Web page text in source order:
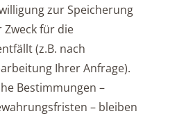
zur Speicherung
für die
(z.B. nach
Ihrer Anfrage).
Bestimmungen –
– bleiben